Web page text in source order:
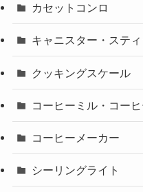
カセットコンロ
キャニスター・ステ
クッキングスケール
コーヒーミル・コー
コーヒーメーカー
シーリングライト